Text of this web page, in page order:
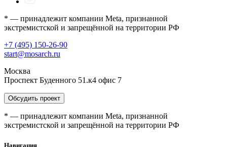
* — принадлежит компании Meta, признанной
экстремистской и запрещённой на территории РФ
+7 (495) 150-26-90
start@mosarch.ru
Москва
Проспект Буденного 51.к4 офис 7
Обсудить проект
* — принадлежит компании Meta, признанной
экстремистской и запрещённой на территории РФ
Навигация